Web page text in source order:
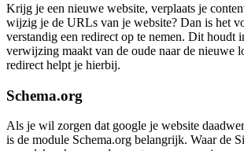
Krijg je een nieuwe website, verplaats je
wijzig je de URLs van je website? Dan is het
verstandig een redirect op te nemen. Dit houdt
verwijzing maakt van de oude naar de nieuwe
redirect helpt je hierbij.
Schema.org
Als je wil zorgen dat google je website
is de module Schema.org belangrijk. Waar de